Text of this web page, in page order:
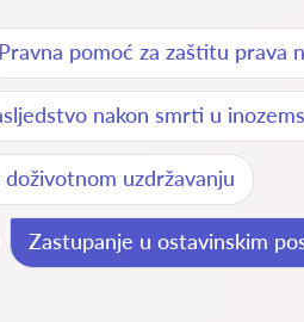
Pravna pomoć za zaštitu prava
nakon smrti u
uzdržavanju
Zastupanje u ostavinskim